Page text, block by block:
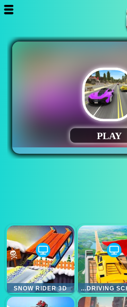
SUPER HERO DRIVING SCHOOL
SNOW RIDER 3D